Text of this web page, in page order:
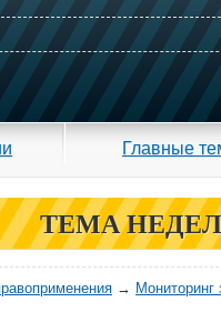
Главные
ТЕМА
→ Мониторинг